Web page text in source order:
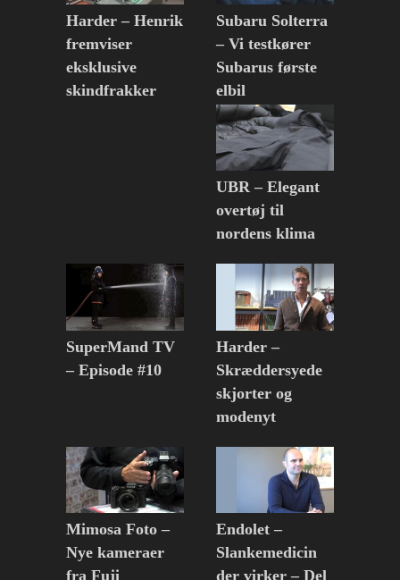
Harder – Henrik
fremviser
eksklusive
skindfrakker
Subaru Solterra
– Vi testkører
Subarus første
elbil
UBR – Elegant
overtøj til
nordens klima
SuperMand TV
– Episode #10
Harder –
Skræddersyede
skjorter og
modenyt
Mimosa Foto –
Nye kameraer
fra Fuji
Endolet –
Slankemedicin
der virker – Del